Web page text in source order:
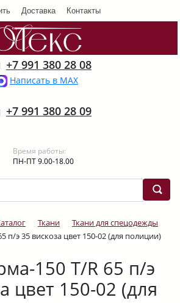
Доставка Контакты
+7 991 380 28 08
Написать в MAX
+7 991 380 28 09
Время работы:
ПН-ПТ 9.00-18.00
Ткани
Ткани для спецодежды
п/э 35 вискоза цвет 150-02 (для полиции)
150 Т/R 65 п/э
цвет 150-02 (для